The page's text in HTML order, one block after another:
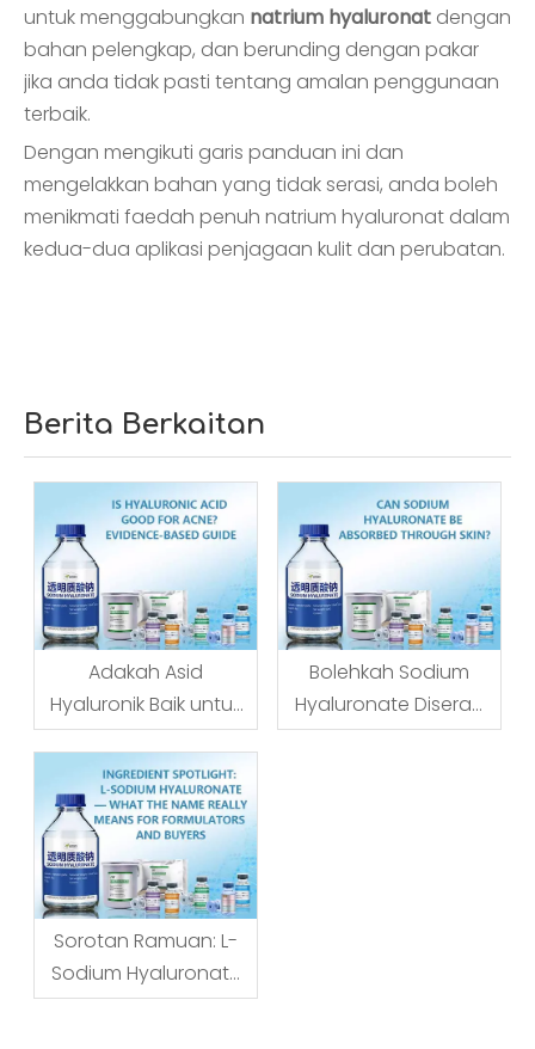
untuk menggabungkan natrium hyaluronat dengan
bahan pelengkap, dan berunding dengan pakar
jika anda tidak pasti tentang amalan penggunaan
terbaik.
Dengan mengikuti garis panduan ini dan
mengelakkan bahan yang tidak serasi, anda boleh
menikmati faedah penuh natrium hyaluronat dalam
kedua-dua aplikasi penjagaan kulit dan perubatan.
Berita Berkaitan
Adakah Asid
Hyaluronik Baik untuk
Jerawat? Panduan
Berasaskan Bukti
Bolehkah Sodium
Hyaluronate Diserap
Melalui Kulit?
Sorotan Ramuan: L-
Sodium Hyaluronate
— Maksud Nama